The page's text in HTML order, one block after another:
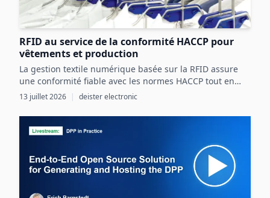
RFID au service de la conformité HACCP pour
vêtements et production
La gestion textile numérique basée sur la RFID assure
une conformité fiable avec les normes HACCP tout en
optimisant les ressources et la sécurité dans les
processus agroalimentaires.
13 juillet 2026 | deister electronic